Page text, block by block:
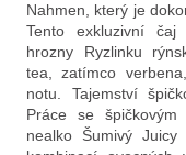
Nahmen, který je
Tento exkluzivní čaj
hrozny Ryzlinku
tea, zatímco
notu. Tajemství
Práce se
nealko Šumivý